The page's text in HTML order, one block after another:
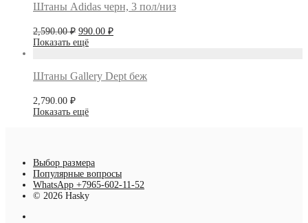
Штаны Adidas черн, 3 пол/низ
2,590.00₽ Первоначальная
цена
составляла
990.00 ₽Текущая
Показать ещё
Штаны Gallery Dept беж
2,790.00 ₽
Показать ещё
Выбор размера
Популярные вопросы
WhatsApp +7965-602-11-52
© 2026 Hasky